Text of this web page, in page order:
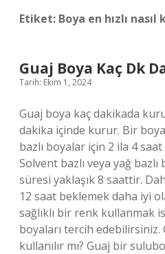
Etiket: Boya en hızlı nasıl
Guaj Boya Kaç Dk
Tarih: Ekim 1, 2024
Guaj boya kaç dakikada
dakika içinde kurur. Bir
bazlı boyalar için 2 ila 4
Solvent bazlı veya yağ
süresi yaklaşık 8 saattir.
12 saat beklemek daha iyi
sağlıklı bir renk kullanmak
boyaları tercih edebilirsiniz.
kullanılır mı? Guaj bir